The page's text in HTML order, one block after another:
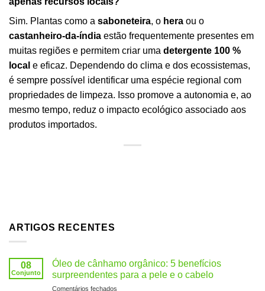
Sim. Plantas como a saboneteira, o hera ou o
castanheiro-da-índia estão frequentemente presentes em
muitas regiões e permitem criar uma detergente 100 %
local e eficaz. Dependendo do clima e dos ecossistemas,
é sempre possível identificar uma espécie regional com
propriedades de limpeza. Isso promove a autonomia e, ao
mesmo tempo, reduz o impacto ecológico associado aos
produtos importados.
ARTIGOS RECENTES
08
Conjunto
Óleo de cânhamo orgânico: 5 benefícios
surpreendentes para a pele e o cabelo
Comentários fechados